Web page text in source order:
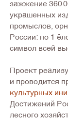
зажжение 360
украшенных
промыслов,
России: по 1
символ всей
Проект
и проводится
культурных
Достижений
лесного